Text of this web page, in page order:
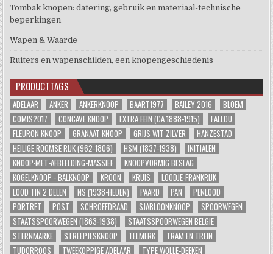
Tombak knopen: datering, gebruik en materiaal-technische
beperkingen
Wapen & Waarde
Ruiters en wapenschilden, een knopengeschiedenis
PRODUCTTAGS
ADELAAR ANKER ANKERKNOOP BAART1977 BAILEY 2016
BLOEM
COMIS2017
CONCAVE KNOOP EXTRA FEIN (CA 1888-1915)
FALLOU
FLEURON KNOOP
GRANAAT KNOOP GRIJS WIT ZILVER
HANZESTAD
HEILIGE ROOMSE RIJK (962-1806)
HSM (1837-1938)
INITIALEN
KNOOP-MET-AFBEELDING-MASSIEF
KNOOPVORMIG BESLAG
KOGELKNOOP - BALKNOOP
KROON KRUIS
LOODJE-FRANKRIJK
LOOD TIN 2 DELEN
NS (1938-HEDEN) PAARD PAN
PENLOOD
PORTRET
POST SCHROEFDRAAD SJABLOONKNOOP
SPOORWEGEN
STAATSSPOORWEGEN (1863-1938)
STAATSSPOORWEGEN BELGIE
STERNMARKE
STREEPJESKNOOP TELMERK
TRAM EN TREIN
TUDORROOS
TWEEKOPPIGE ADELAAR TYPE WOLLE-DEEKEN